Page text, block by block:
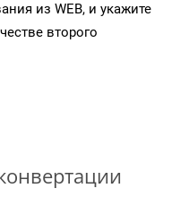
из WEB, и укажите
второго